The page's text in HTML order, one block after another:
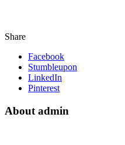
Share
Facebook
Stumbleupon
LinkedIn
Pinterest
About admin